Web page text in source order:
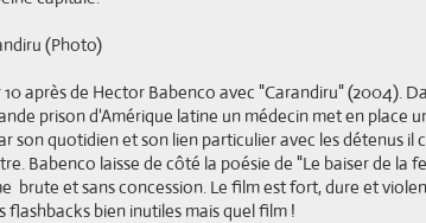
après de Hector Babenco avec "Carandiru" (2004).
prison d'Amérique latine un médecin met en place
son quotidien et son lien particulier avec les détenus il
Babenco laisse de côté la poésie de "Le baiser de la
brute et sans concession. Le film est fort, dure et
flashbacks bien inutiles mais quel film !